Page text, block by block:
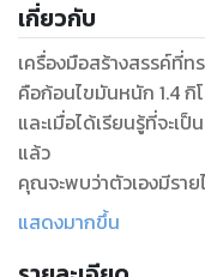
เกี่ยวกับ
เครื่องมือสร้างสรรค์ที่
คือก้อนไขมันหนัก 1.4
และเมื่อได้เรียนรู้ที่จะ
แล้ว
คุณจะพบว่าตัวเองมีรา
ดีขึ้น
แสดงมากขึ้น